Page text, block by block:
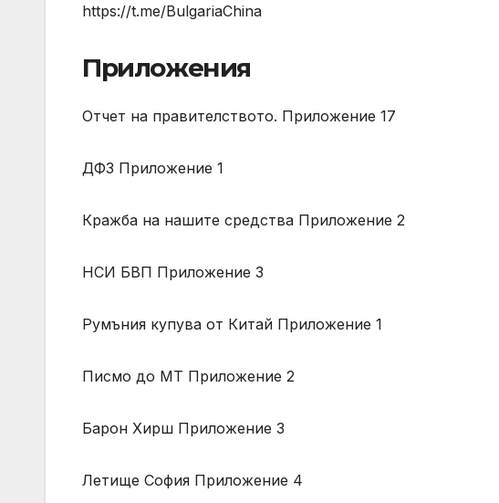
https://t.me/BulgariaChina
Приложения
Отчет на правителството. Приложение 17
ДФЗ Приложение 1
Кражба на нашите средства Приложение 2
НСИ БВП Приложение 3
Румъния купува от Китай Приложение 1
Писмо до МТ Приложение 2
Барон Хирш Приложение 3
Летище София Приложение 4